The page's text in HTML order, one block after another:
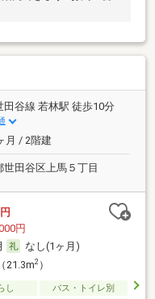
田谷線 若林駅 徒歩10分
月 / 2階建
世田谷区上馬５丁目
円
なし(1ヶ月)
21.3m2）
し
バス・トイレ別